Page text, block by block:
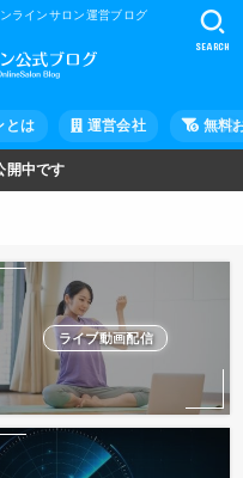
ラインサロン運営ブログ
とは 運営会社 無料
SEARCH
開中です
ライブ動画配信